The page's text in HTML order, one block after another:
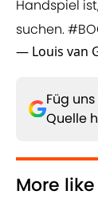
Handspiel
suchen.
— Louis van
Füg
Quelle
More